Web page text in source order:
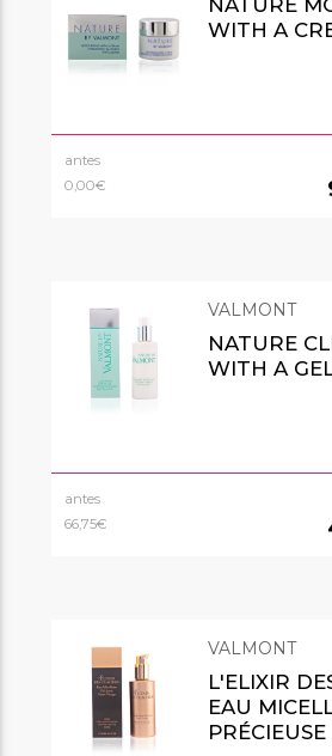
NATURE
WITH A
antes
0,00€
VALMONT
NATURE
WITH A
antes
66,75€
VALMONT
L'ELIXIR
EAU
PRÉCIEUSE